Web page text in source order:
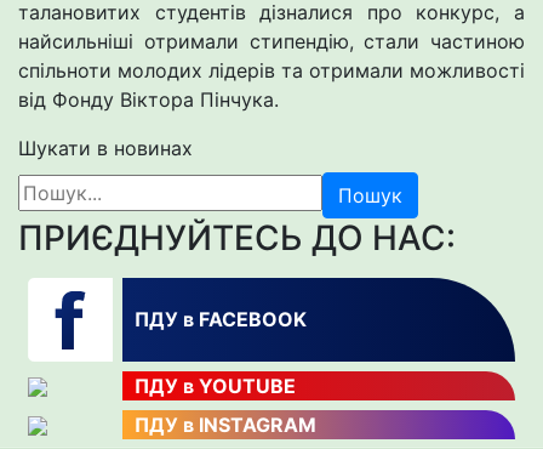
талановитих студентів дізналися про конкурс, а
найсильніші отримали стипендію, стали частиною
спільноти молодих лідерів та отримали можливості
від Фонду Віктора Пінчука.
Шукати в новинах
Пошук
ПРИЄДНУЙТЕСЬ ДО НАС:
ПДУ в FACEBOOK
ПДУ в YOUTUBE
ПДУ в INSTAGRAM